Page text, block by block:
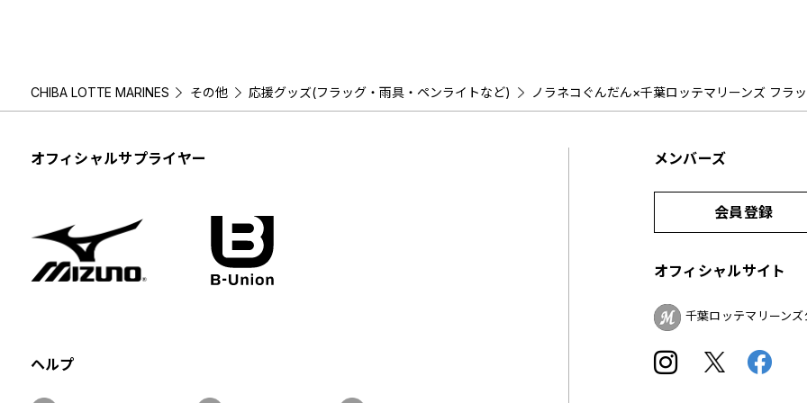
CHIBA LOTTE MARINES その他 応援グッズ(フラッグ・雨具・ペンライトなど) ノラネコぐんだん×千葉ロッテマリーンズ フラ
オフィシャルサプライヤー
ヘルプ
メンバーズ
会員登録
オフィシャルサイト
千葉ロッテマリーンズ